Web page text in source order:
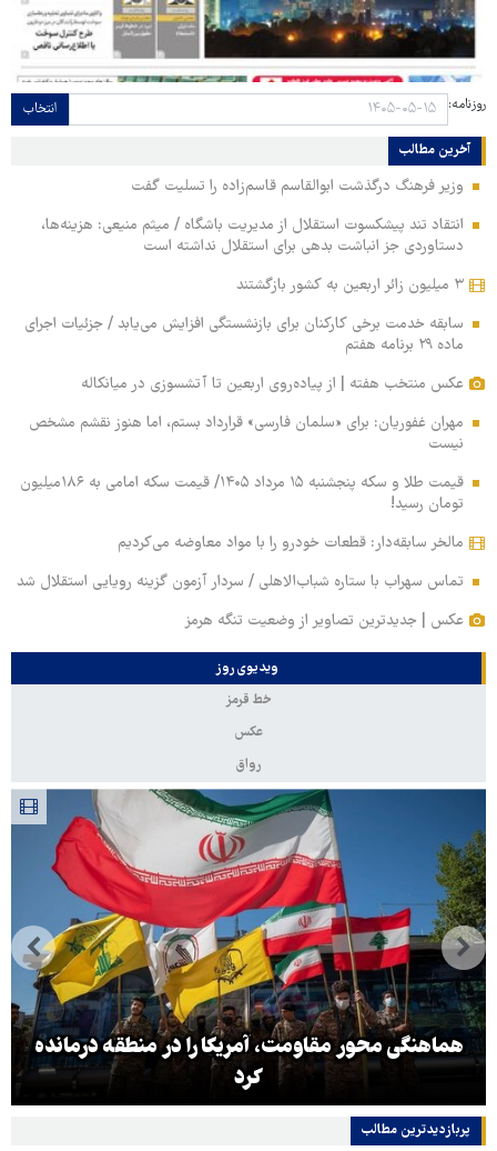
روزنامه: انتخاب
آخرین مطالب
وزیر فرهنگ درگذشت ابوالقاسم قاسم‌زاده را تسلیت گفت
انتقاد تند پیشکسوت استقلال از مدیریت باشگاه / میثم منیعی: هزینه‌ها،
دستاوردی جز انباشت بدهی برای استقلال نداشته است
۳ میلیون زائر اربعین به کشور بازگشتند
سابقه خدمت برخی کارکنان برای بازنشستگی افزایش می‌یابد / جزئیات اجرای
ماده ۲۹ برنامه هفتم
عکس منتخب هفته | از پیاده‌روی اربعین تا آتشسوزی در میانکاله
مهران غفوریان: برای «سلمان فارسی» قرارداد بستم، اما هنوز نقشم مشخص
نیست
قیمت طلا و سکه پنجشنبه ۱۵ مرداد ۱۴۰۵/ قیمت سکه امامی به ۱۸۶میلیون
تومان رسید!
مالخر سابقه‌دار: قطعات خودرو را با مواد معاوضه می‌کردیم
تماس سهراب با ستاره شباب‌الاهلی / سردار آزمون گزینه رویایی استقلال شد
عکس | جدیدترین تصاویر از وضعیت تنگه هرمز
ویدیوی روز
خط قرمز
عکس
رواق
هماهنگی محور مقاومت، آمریکا را در منطقه درمانده
کرد
پربازدیدترین‌ مطالب